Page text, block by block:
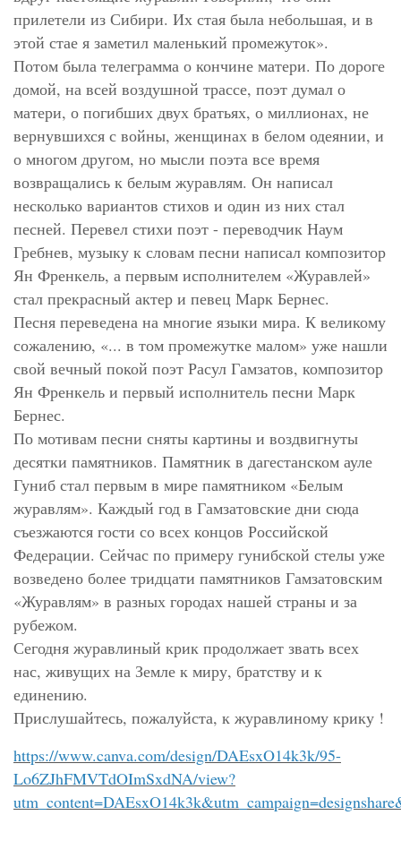
прилетели из Сибири. Их стая была небольшая, и в
этой стае я заметил маленький промежуток».
Потом была телеграмма о кончине матери. По дороге
домой, на всей воздушной трассе, поэт думал о
матери, о погибших двух братьях, о миллионах, не
вернувшихся с войны, женщинах в белом одеянии, и
о многом другом, но мысли поэта все время
возвращались к белым журавлям. Он написал
несколько вариантов стихов и один из них стал
песней. Перевел стихи поэт - переводчик Наум
Гребнев, музыку к словам песни написал композитор
Ян Френкель, а первым исполнителем «Журавлей»
стал прекрасный актер и певец Марк Бернес.
Песня переведена на многие языки мира. К великому
сожалению, «... в том промежутке малом» уже нашли
свой вечный покой поэт Расул Гамзатов, композитор
Ян Френкель и первый исполнитель песни Марк
Бернес.
По мотивам песни сняты картины и воздвигнуты
десятки памятников. Памятник в дагестанском ауле
Гуниб стал первым в мире памятником «Белым
журавлям». Каждый год в Гамзатовские дни сюда
съезжаются гости со всех концов Российской
Федерации. Сейчас по примеру гунибской стелы уже
возведено более тридцати памятников Гамзатовским
«Журавлям» в разных городах нашей страны и за
рубежом.
Сегодня журавлиный крик продолжает звать всех
нас, живущих на Земле к миру, братству и к
единению.
Прислушайтесь, пожалуйста, к журавлиному крику !
https://www.canva.com/design/DAEsxO14k3k/95-
Lo6ZJhFMVTdOImSxdNA/view?